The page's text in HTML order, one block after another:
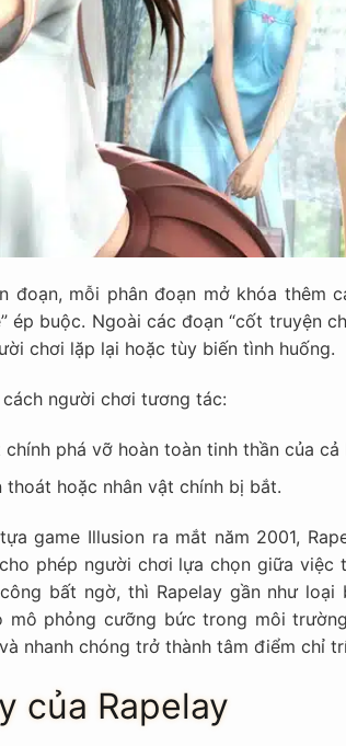
đoạn, mỗi phân đoạn mở khóa thêm
ép buộc. Ngoài các đoạn “cốt truyện
chơi lặp lại hoặc tùy biến tình huống.
người chơi tương tác:
chính phá vỡ hoàn toàn tinh thần của cả
hoặc nhân vật chính bị bắt.
game Illusion ra mắt năm 2001,
phép người chơi lựa chọn giữa việc
bất ngờ, thì Rapelay gần như loại
mô phỏng cưỡng bức trong môi
nhanh chóng trở thành tâm điểm chỉ
của Rapelay